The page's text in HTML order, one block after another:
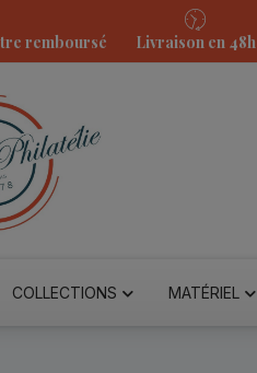
remboursé Livraison en 48h
COLLECTIONS MATÉRIEL